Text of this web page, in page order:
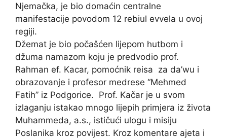
Njemačka, je bio domaćin centralne
manifestacije povodom 12 rebiul evvela u ovoj
regiji.
Džemat je bio počašćen lijepom hutbom i
džuma namazom koju je predvodio prof.
Rahman ef. Kacar, pomoćnik reisa za da’wu i
obrazovanje i profesor medrese “Mehmed
Fatih” iz Podgorice. Prof. Kačar je u svom
izlaganju istakao mnogo lijepih primjera iz života
Muhammeda, a.s., ističući ulogu i misiju
Poslanika kroz povijest. Kroz komentare ajeta i